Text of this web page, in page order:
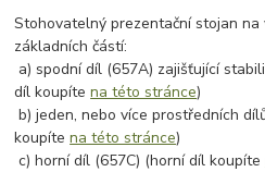
Stohovatelný prezentační stojan
základních částí:
a) spodní díl (657A) zajišťující
díl koupítena této stránce)
b) jeden, nebo více prostředních
koupítena této stránce)
c) horní díl (657C) (horní díl koupíte